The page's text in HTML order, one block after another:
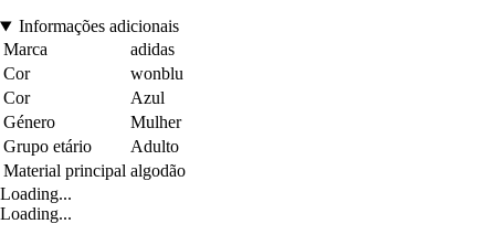
Informações adicionais
Marca
adidas
Cor
wonblu
Cor
Azul
Género
Mulher
Grupo etário
Adulto
Material principal algodão
Loading...
Loading...